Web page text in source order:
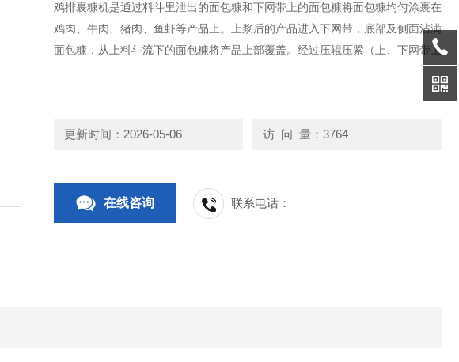
鸡排裹糠机是通过料斗里泄出的面包糠和下网带上的面包糠将面包糠均匀涂裹在
鸡肉、牛肉、猪肉、鱼虾等产品上。上浆后的产品进入下网带，底部及侧面沾满
面包糠，从上料斗流下的面包糠将产品上部覆盖。经过压辊压紧（上、下网带上
更新时间：2026-05-06 访 问 量：3764
在线咨询 联系电话：